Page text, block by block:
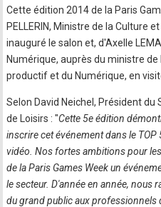
Cette édition 2014 de la Paris
PELLERIN, Ministre de la Culture
inauguré le salon et, d'Axelle
Numérique, auprès du ministre
productif et du Numérique, en
Selon David Neichel, Président du
de Loisirs : "Cette 5e édition
inscrire cet événement dans le
vidéo. Nos fortes ambitions pour
de la Paris Games Week un
le secteur. D'année en année, nous
du grand public aux professionnels